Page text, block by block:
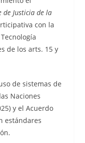
Justicia de la
con la
de los arts. 15 y
de sistemas de
Naciones
y el Acuerdo
estándares